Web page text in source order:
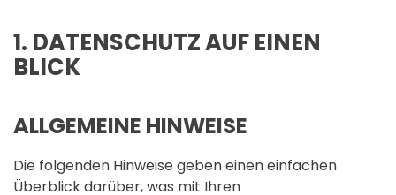
1. DATENSCHUTZ AUF EINEN
BLICK
ALLGEMEINE HINWEISE
Die folgenden Hinweise geben einen einfachen
Überblick darüber, was mit Ihren